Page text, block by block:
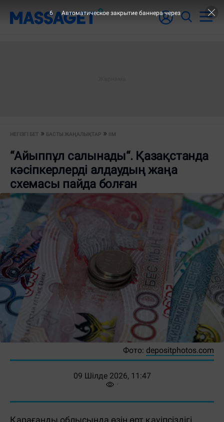
НЕГІЗГІ БЕТ БАСТЫ ЖАҢАЛЫҚТАР ІІМ
“Айыппұл салынады“. Қазақстанда
кәсіпкерлерді алдаудың жаңа
схемасы пайда болған
Фото: depositphotos.com
09 Шілде 2026, 11:47
Қарағанды облысында өзін өрт қауіпсіздігі
6 Автоматическое закрытие баннера через